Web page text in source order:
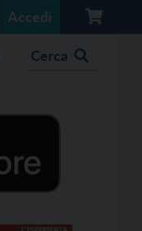
Accedi
Cerca